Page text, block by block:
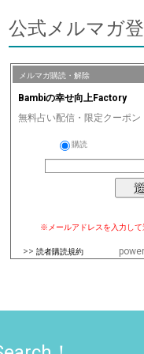
公式メルマガ登
メルマガ購読・解除
Bambiの幸せ向上Factory
無料占い配信・限定クーポン
購読
※メールアドレスを入力して
>> 読者購読規約